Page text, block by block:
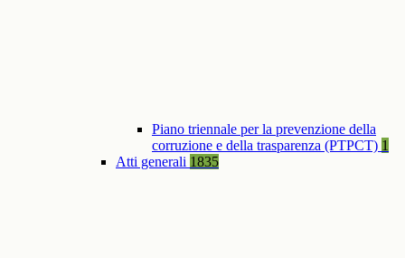
Piano triennale per la prevenzione della
corruzione e della trasparenza (PTPCT) 1
Atti generali 1835